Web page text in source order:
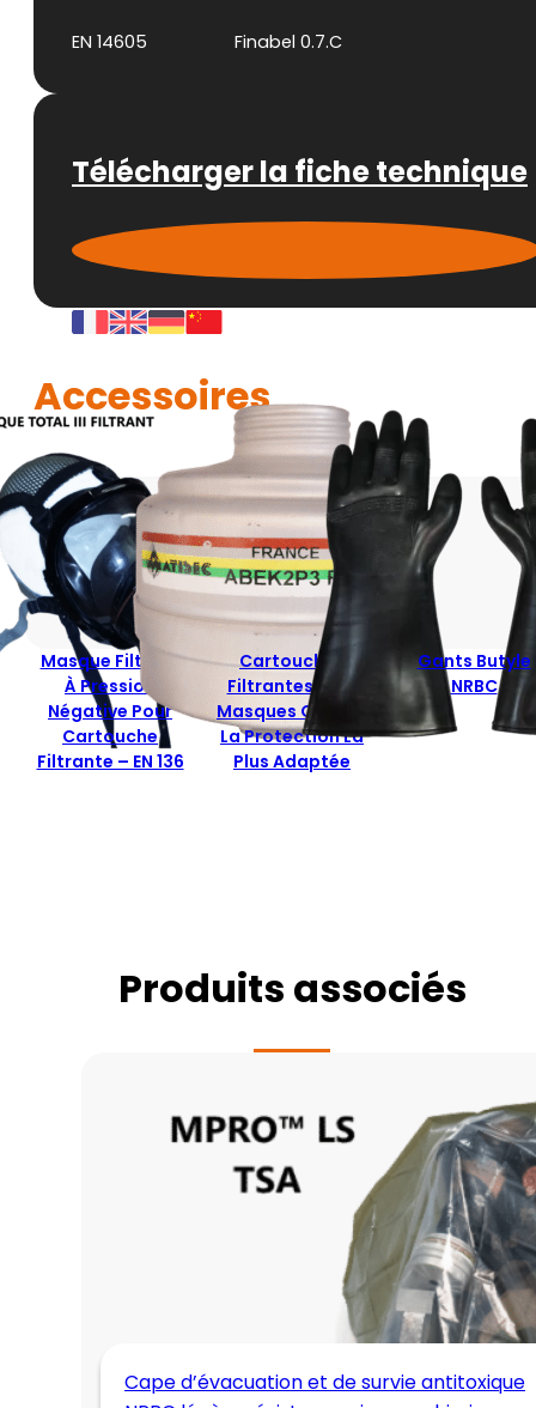
EN 14605 Finabel 0.7.C
Télécharger la fiche technique
Accessoires
Masque Filtrant
À Pression
Négative Pour
Cartouche
Filtrante – EN 136
Cartouches
Filtrantes Pour
Masques Offrant
La Protection La
Plus Adaptée
Gants Butyle
NRBC
Produits associés
Cape d’évacuation et de survie antitoxique